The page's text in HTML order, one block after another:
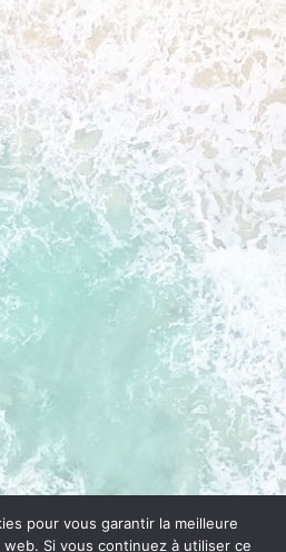
pour vous garantir la meilleure
Si vous continuez à utiliser ce